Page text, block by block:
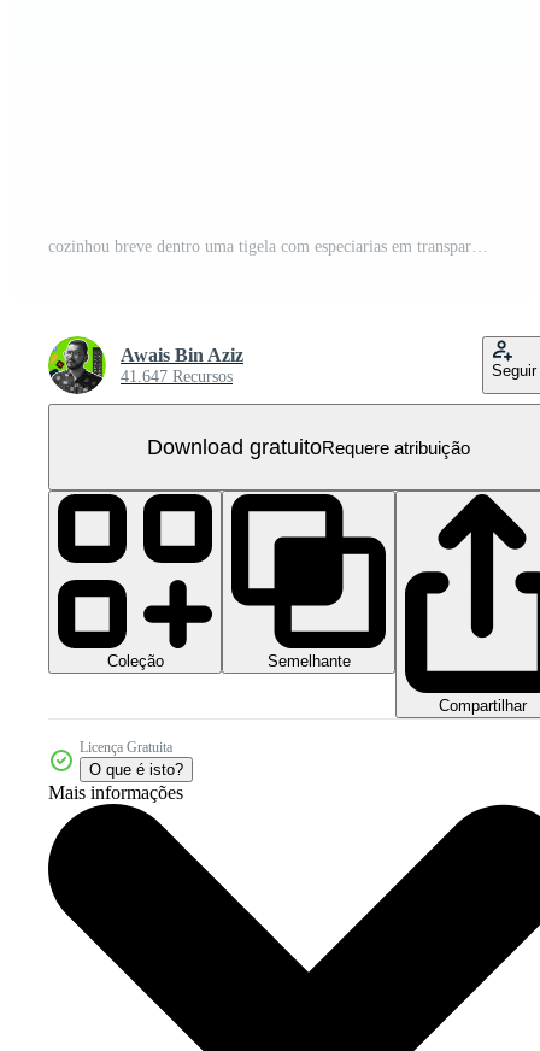
cozinhou breve dentro uma tigela com especiarias em transparente fundo PNG Grátis
Awais Bin Aziz
41.647 Recursos Seguir
Download gratuitoRequere atribuição
Coleção Semelhante
Compartilhar
Licença Gratuita
O que é isto?
Mais informações